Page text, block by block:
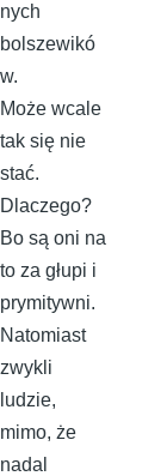
nych
bolszewikó
w.
Może wcale
tak się nie
stać.
Dlaczego?
Bo są oni na
to za głupi i
prymitywni.
Natomiast
zwykli
ludzie,
mimo, że
nadal